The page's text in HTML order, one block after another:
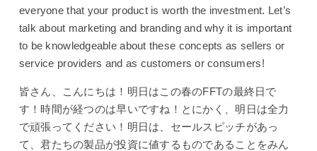
everyone that your product is worth the investment. Let’s
talk about marketing and branding and why it is important
to be knowledgeable about these concepts as sellers or
service providers and as customers or consumers!
皆さん、こんにちは！明日はこの春のFFTの最終日で
す！時間が経つのは早いですね！とにかく、明日は全力
で頑張ってください！明日は、セールスピッチがあっ
て、君たちの製品が投資に値するものであることをみん